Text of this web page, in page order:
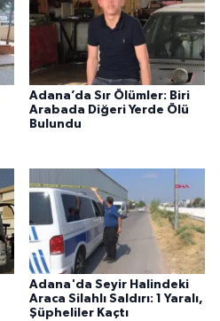
Adana’da Sır Ölümler: Biri
Arabada Diğeri Yerde Ölü
Bulundu
Adana'da Seyir Halindeki
Araca Silahlı Saldırı: 1 Yaralı,
Şüpheliler Kaçtı